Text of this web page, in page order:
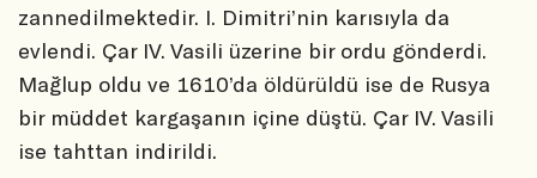
zannedilmektedir. I. Dimitri’nin karısıyla da
evlendi. Çar IV. Vasili üzerine bir ordu gönderdi.
Mağlup oldu ve 1610’da öldürüldü ise de Rusya
bir müddet kargaşanın içine düştü. Çar IV. Vasili
ise tahttan indirildi.